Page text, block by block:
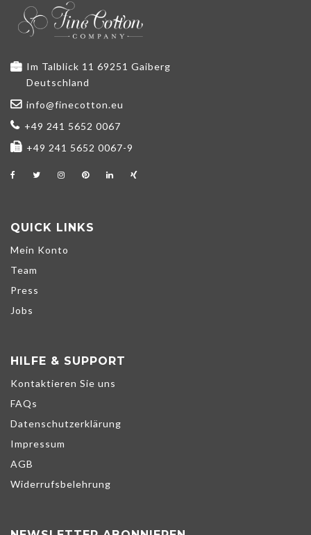
Im Talblick 11 69251 Gaiberg
Deutschland
info@finecotton.eu
+49 241 5652 0067
+49 241 5652 0067-9
QUICK LINKS
Mein Konto
Team
Press
Jobs
HILFE & SUPPORT
Kontaktieren Sie uns
FAQs
Datenschutzerklärung
Impressum
AGB
Widerrufsbelehrung